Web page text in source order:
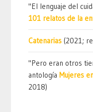
"El lenguaje del
101 relatos de la
Catenarias (2021;
"Pero eran otros
antología Mujeres
2018)